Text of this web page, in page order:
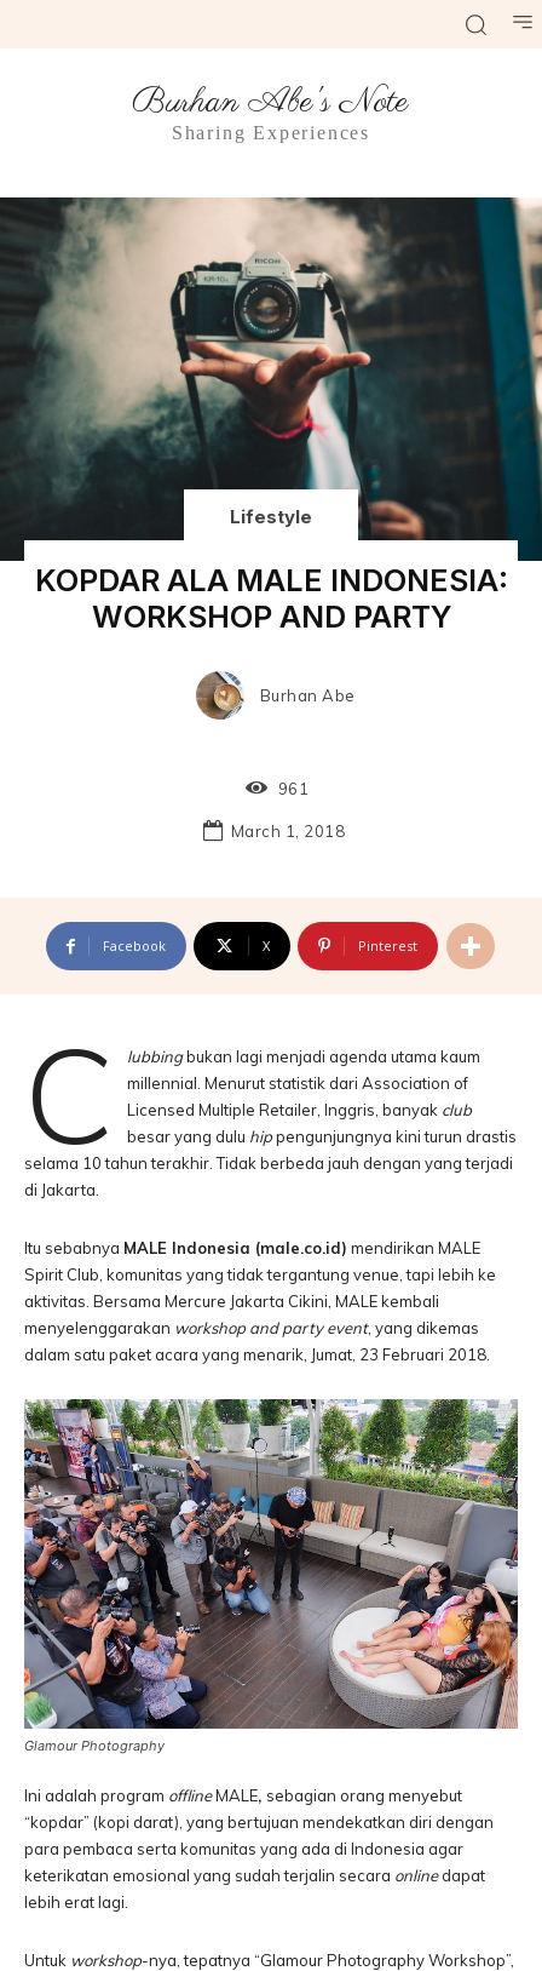
Burhan Abe's Note
Sharing Experiences
Lifestyle
KOPDAR ALA MALE INDONESIA:
WORKSHOP AND PARTY
Burhan Abe
961
March 1, 2018
Facebook X Pinterest
C lubbingbukan lagi menjadi agenda utama kaum
millennial. Menurut statistik dari Association of
Licensed Multiple Retailer, Inggris, banyak club
besar yang dulu hippengunjungnya kini turun drastis
selama 10 tahun terakhir. Tidak berbeda jauh dengan yang terjadi
di Jakarta.
Itu sebabnya MALE Indonesia (male.co.id) mendirikan MALE
Spirit Club, komunitas yang tidak tergantung venue, tapi lebih ke
aktivitas. Bersama Mercure Jakarta Cikini, MALE kembali
menyelenggarakan workshop and party event, yang dikemas
dalam satu paket acara yang menarik, Jumat, 23 Februari 2018.
Glamour Photography
Ini adalah program offlineMALE, sebagian orang menyebut
“kopdar” (kopi darat), yang bertujuan mendekatkan diri dengan
para pembaca serta komunitas yang ada di Indonesia agar
keterikatan emosional yang sudah terjalin secara onlinedapat
lebih erat lagi.
Untuk workshop-nya, tepatnya “Glamour Photography Workshop”,